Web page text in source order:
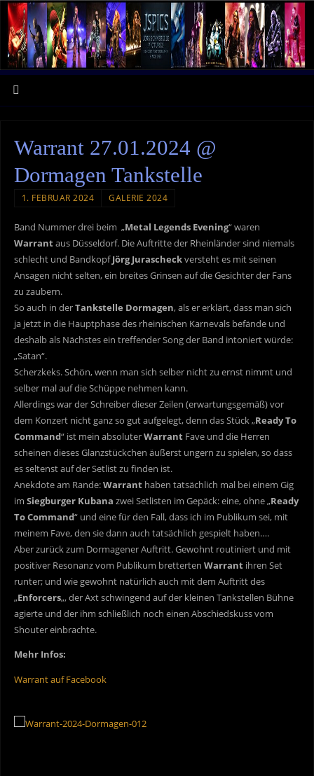
Warrant 27.01.2024 @
Dormagen Tankstelle
1. FEBRUAR 2024 GALERIE 2024
Band Nummer drei beim „Metal Legends Evening“ waren
Warrantaus Düsseldorf. Die Auftritte der Rheinländer sind niemals
schlecht und BandkopfJörg Jurascheckversteht es mit seinen
Ansagen nicht selten, ein breites Grinsen auf die Gesichter der Fans
zu zaubern.
So auch in derTankstelle Dormagen, als er erklärt, dass man sich
ja jetzt in die Hauptphase des rheinischen Karnevals befände und
deshalb als Nächstes ein treffender Song der Band intoniert würde:
„Satan“.
Scherzkeks. Schön, wenn man sich selber nicht zu ernst nimmt und
selber mal auf die Schüppe nehmen kann.
Allerdings war der Schreiber dieser Zeilen (erwartungsgemäß) vor
dem Konzert nicht ganz so gut aufgelegt, denn das Stück „Ready To
Command“ ist mein absoluterWarrantFave und die Herren
scheinen dieses Glanzstückchen äußerst ungern zu spielen, so dass
es seltenst auf der Setlist zu finden ist.
Anekdote am Rande:Warranthaben tatsächlich mal bei einem Gig
im Siegburger Kubana zwei Setlisten im Gepäck: eine, ohne „Ready
To Command“ und eine für den Fall, dass ich im Publikum sei, mit
meinem Fave, den sie dann auch tatsächlich gespielt haben….
Aber zurück zum Dormagener Auftritt. Gewohnt routiniert und mit
positiver Resonanz vom Publikum bretterten Warrantihren Set
runter; und wie gewohnt natürlich auch mit dem Auftritt des
„Enforcers„, der Axt schwingend auf der kleinen Tankstellen Bühne
agierte und der ihm schließlich noch einen Abschiedskuss vom
Shouter einbrachte.
Mehr Infos:
Warrant auf Facebook